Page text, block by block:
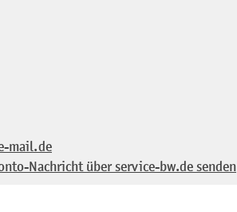
mail.de
Nachricht über service-bw.de senden